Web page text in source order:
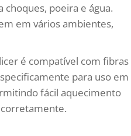
poeira e água.
em vários ambientes,
é compatível com fibras
para uso em
fácil aquecimento